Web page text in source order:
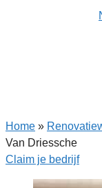
Home »
Van Driessche
Claim je bedrijf